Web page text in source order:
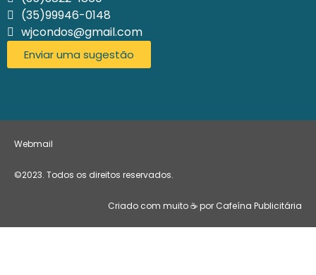
(35)99946-0148
wjcondos@gmail.com
Enviar uma sugestão
Webmail
©2023. Todos os direitos reservados.
Criado com muito ☕ por Cafeína Publicitária